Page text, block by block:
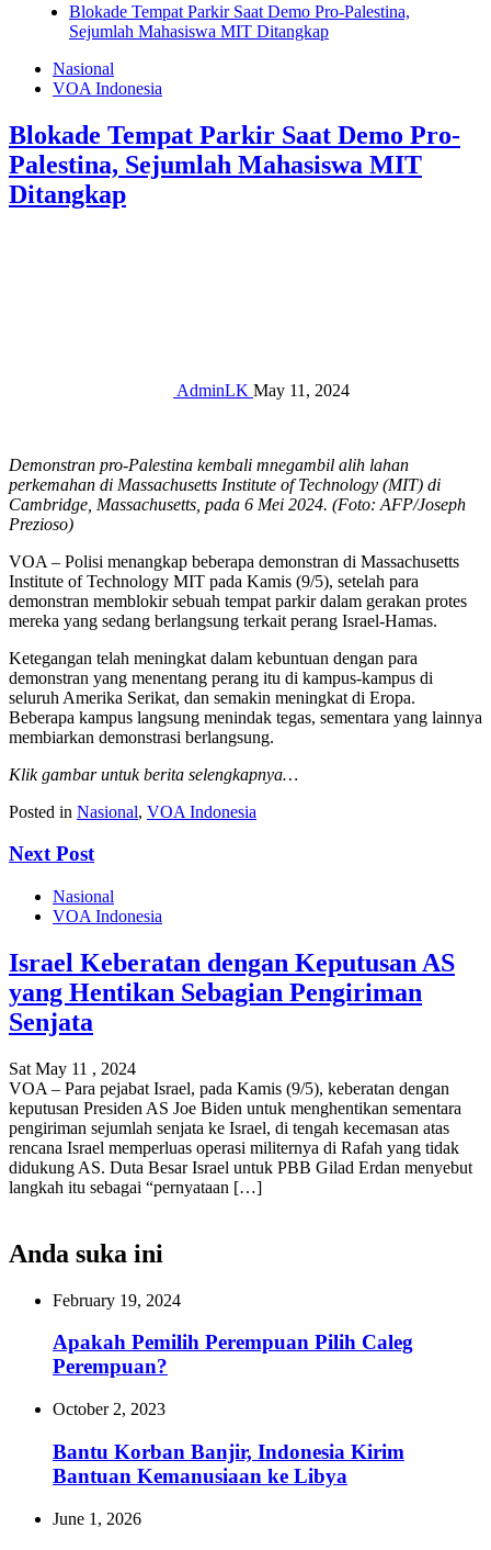
Blokade Tempat Parkir Saat Demo Pro-Palestina,
Sejumlah Mahasiswa MIT Ditangkap
Nasional
VOA Indonesia
Blokade Tempat Parkir Saat Demo Pro-
Palestina, Sejumlah Mahasiswa MIT
Ditangkap
AdminLK May 11, 2024
Demonstran pro-Palestina kembali mnegambil alih lahan
perkemahan di Massachusetts Institute of Technology (MIT) di
Cambridge, Massachusetts, pada 6 Mei 2024. (Foto: AFP/Joseph
Prezioso)
VOA – Polisi menangkap beberapa demonstran di Massachusetts
Institute of Technology MIT pada Kamis (9/5), setelah para
demonstran memblokir sebuah tempat parkir dalam gerakan protes
mereka yang sedang berlangsung terkait perang Israel-Hamas.
Ketegangan telah meningkat dalam kebuntuan dengan para
demonstran yang menentang perang itu di kampus-kampus di
seluruh Amerika Serikat, dan semakin meningkat di Eropa.
Beberapa kampus langsung menindak tegas, sementara yang lainnya
membiarkan demonstrasi berlangsung.
Klik gambar untuk berita selengkapnya…
Posted in Nasional, VOA Indonesia
Next Post
Nasional
VOA Indonesia
Israel Keberatan dengan Keputusan AS
yang Hentikan Sebagian Pengiriman
Senjata
Sat May 11 , 2024
VOA – Para pejabat Israel, pada Kamis (9/5), keberatan dengan
keputusan Presiden AS Joe Biden untuk menghentikan sementara
pengiriman sejumlah senjata ke Israel, di tengah kecemasan atas
rencana Israel memperluas operasi militernya di Rafah yang tidak
didukung AS. Duta Besar Israel untuk PBB Gilad Erdan menyebut
langkah itu sebagai “pernyataan […]
Anda suka ini
February 19, 2024
Apakah Pemilih Perempuan Pilih Caleg
Perempuan?
October 2, 2023
Bantu Korban Banjir, Indonesia Kirim
Bantuan Kemanusiaan ke Libya
June 1, 2026